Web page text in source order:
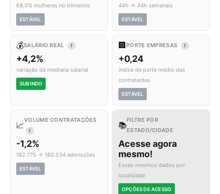
68,0% mulheres no trimestre
ESTÁVEL
44h → 44h semanais
ESTÁVEL
💰SALÁRIO REAL I
+4,2%
variação da mediana salarial
SUBINDO
🏢 PORTE EMPRESAS I
+0,24
índice de porte médio das
contratantes
ESTÁVEL
📈
VOLUME CONTRATAÇÕES
I
-1,2%
182.775 → 180.534 admissões
ESTÁVEL
📚
FILTRE POR
ESTADO/CIDADE
Acesse agora
mesmo!
Esses mesmos dados por
localidade
OPÇÕES DE ACESSO